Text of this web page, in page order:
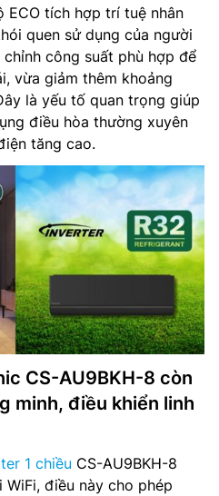
ECO tích hợp trí tuệ nhân
quen sử dụng của người
công suất phù hợp để
vừa giảm thêm khoảng
là yếu tố quan trọng giúp
điều hòa thường xuyên
tăng cao.
CS-AU9BKH-8 còn
minh, điều khiển linh
1 chiều CS-AU9BKH-8
điều này cho phép